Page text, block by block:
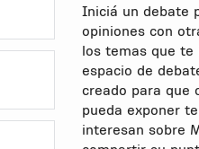
Iniciá un debate
opiniones con
los temas que te
espacio de
creado para que
pueda exponer
interesan sobre